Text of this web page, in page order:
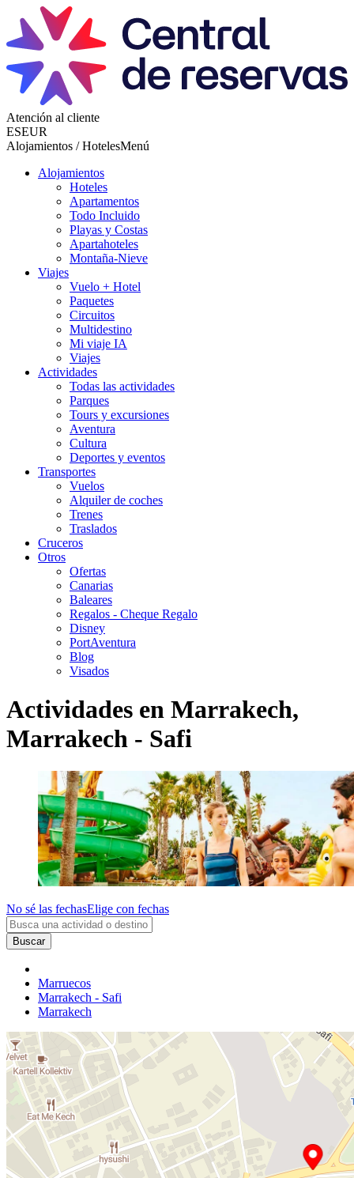
Atención al cliente
ESEUR
Alojamientos / HotelesMenú
Alojamientos
Hoteles
Apartamentos
Todo Incluido
Playas y Costas
Apartahoteles
Montaña-Nieve
Viajes
Vuelo + Hotel
Paquetes
Circuitos
Multidestino
Mi viaje IA
Viajes
Actividades
Todas las actividades
Parques
Tours y excursiones
Aventura
Cultura
Deportes y eventos
Transportes
Vuelos
Alquiler de coches
Trenes
Traslados
Cruceros
Otros
Ofertas
Canarias
Baleares
Regalos - Cheque Regalo
Disney
PortAventura
Blog
Visados
Actividades en Marrakech,
Marrakech - Safi
No sé las fechasElige con fechas
Buscar
Marruecos
Marrakech - Safi
Marrakech